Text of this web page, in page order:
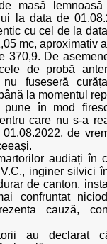
masă
la data de
cu cel de la
mc, aproximativ
370,9. De
de probă
fuseseră
la momentul
pune în mod
care nu s-a
de
audiați în
inginer silvici
de canton,
confruntat
cauză,
au declarat